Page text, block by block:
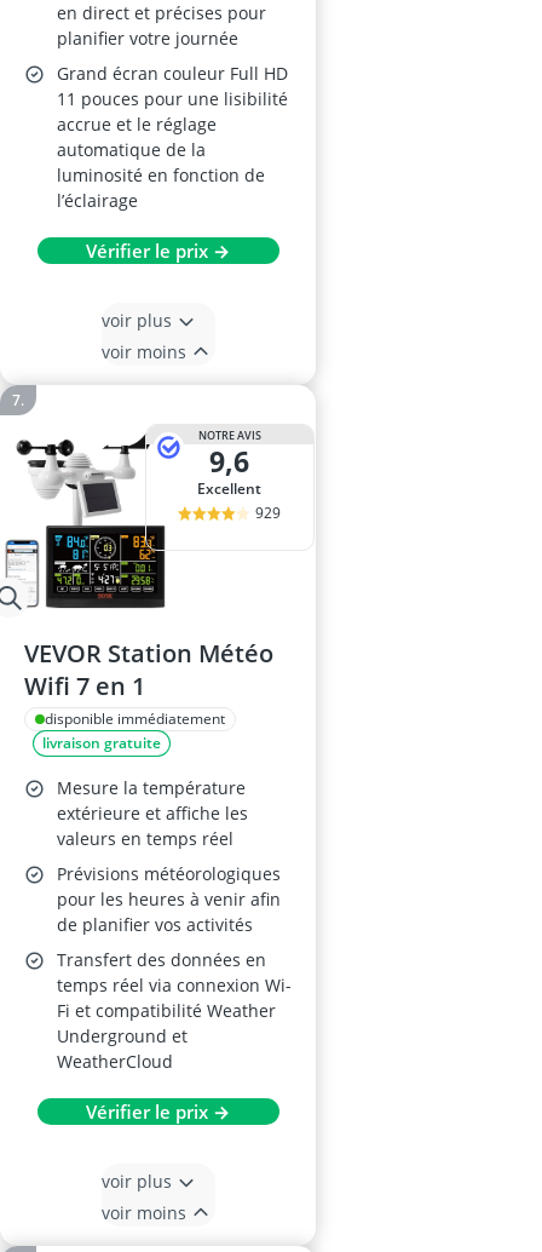
en direct et précises pour
planifier votre journée
Grand écran couleur Full HD
11 pouces pour une lisibilité
accrue et le réglage
automatique de la
luminosité en fonction de
l’éclairage
Vérifier le prix →
voir plus
voir moins
NOTRE AVIS
9,6
Excellent
929
VEVOR Station Météo
Wifi 7 en 1
disponible immédiatement
livraison gratuite
Mesure la température
extérieure et affiche les
valeurs en temps réel
Prévisions météorologiques
pour les heures à venir afin
de planifier vos activités
Transfert des données en
temps réel via connexion Wi-
Fi et compatibilité Weather
Underground et
WeatherCloud
Vérifier le prix →
voir plus
voir moins